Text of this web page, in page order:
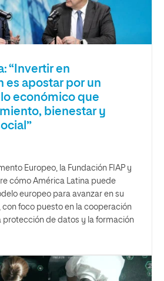
“Invertir en
es apostar por un
económico que
bienestar y
Europeo, la Fundación FIAP y
cómo América Latina puede
europeo para avanzar en su
foco puesto en la cooperación
protección de datos y la formación